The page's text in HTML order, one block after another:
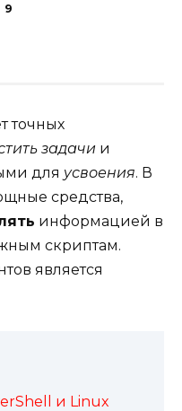
9
точных
задачи и
для усвоения. В
средства,
информацией в
скриптам.
является
и Linux